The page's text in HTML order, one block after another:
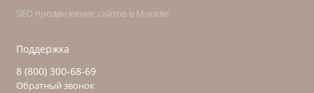
SEO продвижение сайтов в Москве
Поддержка
8 (800) 300-68-69
Обратный звонок